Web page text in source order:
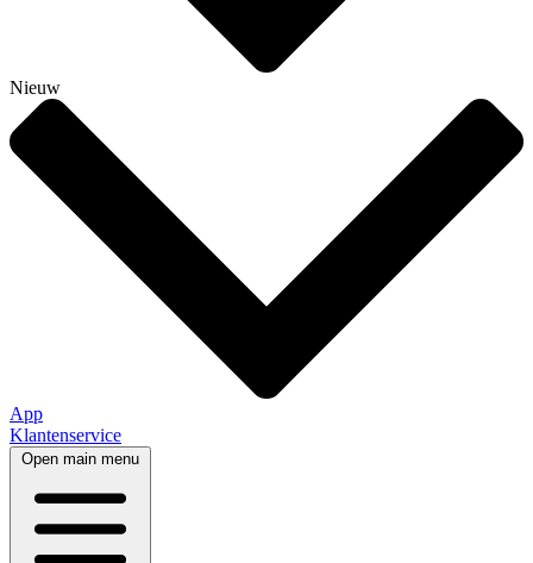
Nieuw
App
Klantenservice
Open main menu